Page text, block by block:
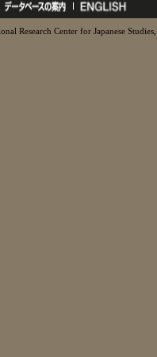
Research Center for Japanese